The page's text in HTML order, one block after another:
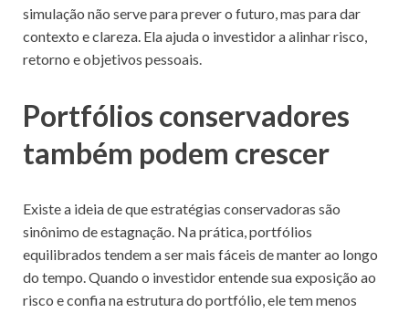
simulação não serve para prever o futuro, mas para dar
contexto e clareza. Ela ajuda o investidor a alinhar risco,
retorno e objetivos pessoais.
Portfólios conservadores
também podem crescer
Existe a ideia de que estratégias conservadoras são
sinônimo de estagnação. Na prática, portfólios
equilibrados tendem a ser mais fáceis de manter ao longo
do tempo. Quando o investidor entende sua exposição ao
risco e confia na estrutura do portfólio, ele tem menos